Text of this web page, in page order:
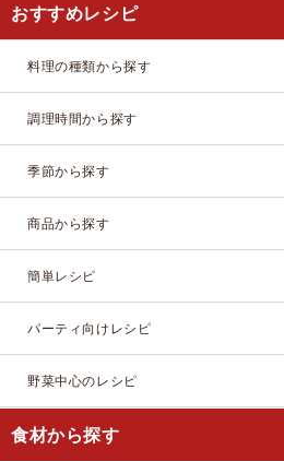
おすすめレシピ
料理の種類から探す
調理時間から探す
季節から探す
商品から探す
簡単レシピ
パーティ向けレシピ
野菜中心のレシピ
食材から探す